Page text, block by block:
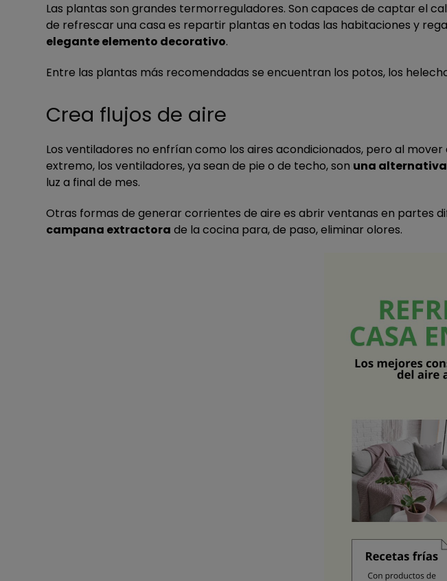
Las plantas son grandes termorreguladores. Son capaces de captar el
de refrescar una casa es repartir plantas en todas las habitaciones y
elegante elemento decorativo.
Entre las plantas más recomendadas se encuentran los potos, los
Crea flujos de aire
Los ventiladores no enfrían como los aires acondicionados, pero al
extremo, los ventiladores, ya sean de pie o de techo, son una
luz a final de mes.
Otras formas de generar corrientes de aire es abrir ventanas en partes
campana extractora de la cocina para, de paso, eliminar olores.